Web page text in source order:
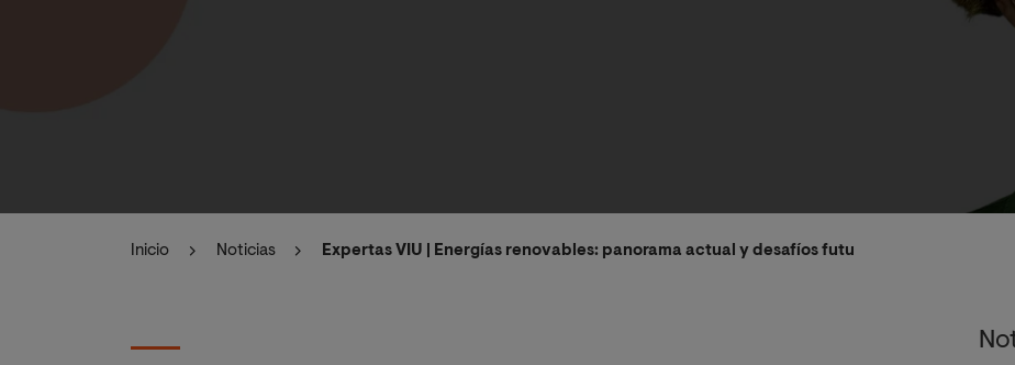
Inicio Noticias Expertas VIU | Energías renovables: panorama actual y desafíos futuros